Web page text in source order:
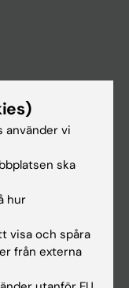
använder vi
ska
hur
visa och spåra
från externa